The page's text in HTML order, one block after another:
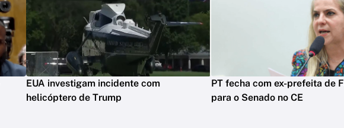
EUA investigam incidente com
helicóptero de Trump
PT fecha com ex-prefeita de
para o Senado no CE